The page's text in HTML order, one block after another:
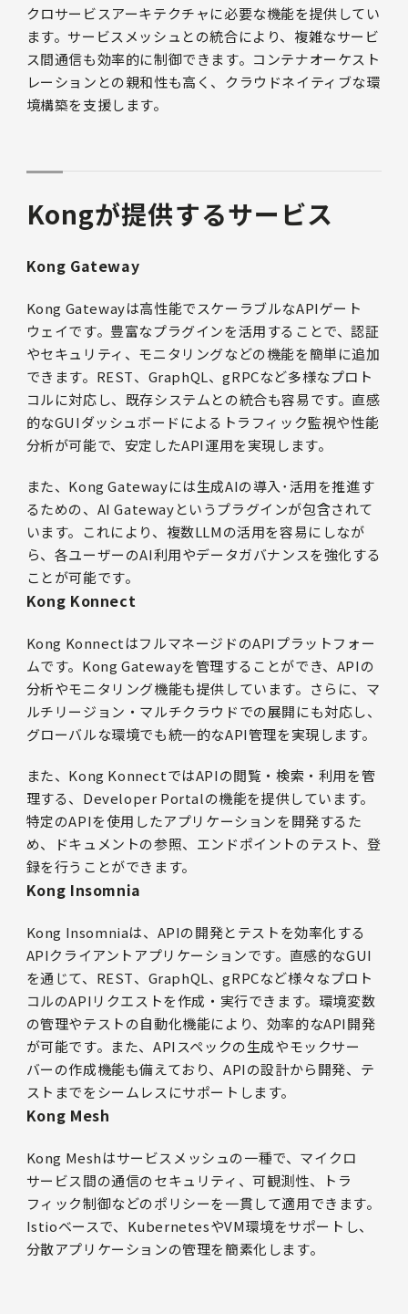
クロサービスアーキテクチャに必要な機能を提供してい
ます。サービスメッシュとの統合により、複雑なサービ
ス間通信も効率的に制御できます。コンテナオーケスト
レーションとの親和性も高く、クラウドネイティブな環
境構築を支援します。
Kongが提供するサービス
Kong Gateway
Kong Gatewayは高性能でスケーラブルなAPIゲート
ウェイです。豊富なプラグインを活用することで、認証
やセキュリティ、モニタリングなどの機能を簡単に追加
できます。REST、GraphQL、gRPCなど多様なプロト
コルに対応し、既存システムとの統合も容易です。直感
的なGUIダッシュボードによるトラフィック監視や性能
分析が可能で、安定したAPI運用を実現します。
また、Kong Gatewayには生成AIの導入･活用を推進す
るための、AI Gatewayというプラグインが包含されて
います。これにより、複数LLMの活用を容易にしなが
ら、各ユーザーのAI利用やデータガバナンスを強化する
ことが可能です。
Kong Konnect
Kong KonnectはフルマネージドのAPIプラットフォー
ムです。Kong Gatewayを管理することができ、APIの
分析やモニタリング機能も提供しています。さらに、マ
ルチリージョン・マルチクラウドでの展開にも対応し、
グローバルな環境でも統一的なAPI管理を実現します。
また、Kong KonnectではAPIの閲覧・検索・利用を管
理する、Developer Portalの機能を提供しています。
特定のAPIを使用したアプリケーションを開発するた
め、ドキュメントの参照、エンドポイントのテスト、登
録を行うことができます。
Kong Insomnia
Kong Insomniaは、APIの開発とテストを効率化する
APIクライアントアプリケーションです。直感的なGUI
を通じて、REST、GraphQL、gRPCなど様々なプロト
コルのAPIリクエストを作成・実行できます。環境変数
の管理やテストの自動化機能により、効率的なAPI開発
が可能です。また、APIスペックの生成やモックサー
バーの作成機能も備えており、APIの設計から開発、テ
ストまでをシームレスにサポートします。
Kong Mesh
Kong Meshはサービスメッシュの一種で、マイクロ
サービス間の通信のセキュリティ、可観測性、トラ
フィック制御などのポリシーを一貫して適用できます。
Istioベースで、KubernetesやVM環境をサポートし、
分散アプリケーションの管理を簡素化します。